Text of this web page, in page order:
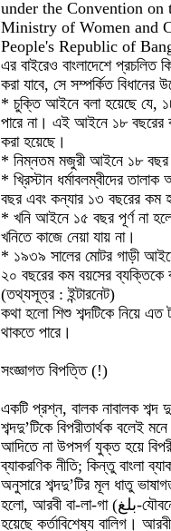
under the Convention
Ministry of Women and
People's Republic of
এর বাইরেও বাংলাদেশে প্রচলিত
করা যাবে, সে সম্পর্কিত বিধানের
* চুক্তি আইনে বলা হয়েছে যে,
পারে না। এই আইনে ১৮ বছরের
করা হয়েছে।
* নিম্নতম মজুরী আইনে ১৮ বছর
* খ্রিস্টান ধর্মাবলম্বীদের
বছর এবং কন্যার ১৩ বছরের কম
* খনি আইনে ১৫ বছর পূর্ণ না
খনিতে কাজে নেয়া যায় না।
* ১৯৩৯ সালের মোটর গাড়ী
২০ বছরের কম বয়সের ব্যক্তিকে
(তথ্যসূত্র : ইন্টারনেট)
কথা হলো শিশু শব্দটিকে নিয়ে এত
থাকতে পারে।
সংজ্ঞাগত বিপত্তি (!)
একটি প্রশ্ন, বালক নাবালক শব্দ
শব্দদু’টিকে বিপরীতার্থক বলেই
আদিতে না উপসর্গ যুক্ত হয়ে
ব্যাকরণিক নীতি; কিন্তু বাংলা
অনুসারে শব্দদু’টির মূল ধাতু
হলো, আরবী বা-লা-গা (بلغ-যৌবনে পদার্পণ করা)। আর এ ধাতুমূল থেকে গঠিত
হয়েছে কর্তাবিশেষ্য বালিগ।